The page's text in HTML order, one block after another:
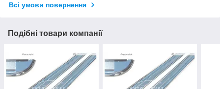
Всі умови повернення
Подібні товари компанії